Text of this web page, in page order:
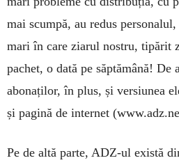
mai scumpă, au redus
mari în care ziarul nostru, tipărit
pachet, o dată pe săptămână! De
abonaților, în plus, și versiunea
și pagină de internet
Pe de altă parte, ADZ-ul exis­tă